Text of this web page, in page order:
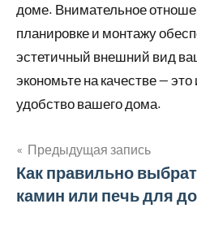
доме. Внимательное
планировке и монтажу
эстетичный внешний вид
экономьте на качестве —
удобство вашего дома.
Навигация
по
Предыдущая запись
Как правильно
камин или печь для